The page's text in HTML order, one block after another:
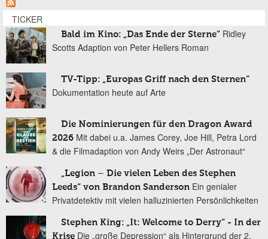
TICKER
Bald im Kino: „Das Ende der Sterne“ Ridley
Scotts Adaption von Peter Hellers Roman
TV-Tipp: „Europas Griff nach den Sternen“
Dokumentation heute auf Arte
Die Nominierungen für den Dragon Award
2026 Mit dabei u.a. James Corey, Joe Hill, Petra Lord
& die Filmadaption von Andy Weirs „Der Astronaut“
„Legion – Die vielen Leben des Stephen
Leeds“ von Brandon Sanderson Ein genialer
Privatdetektiv mit vielen halluzinierten Persönlichkeiten
Stephen King: „It: Welcome to Derry“ - In der
Krise Die „große Depression“ als Hintergrund der 2.